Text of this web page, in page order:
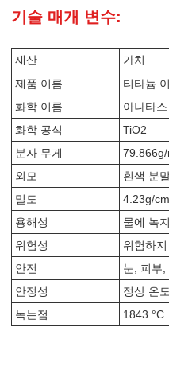
기술 매개 변수:
재산
가치
제품 이름
티타늄
화학 이름
아나타
화학 공식
TiO2
분자 무게
외모
흰색 분
밀도
4.23g/
용해성
물에 녹
위험성
위험하
안전
눈, 피부
안정성
정상 온
녹는점
1843 °C